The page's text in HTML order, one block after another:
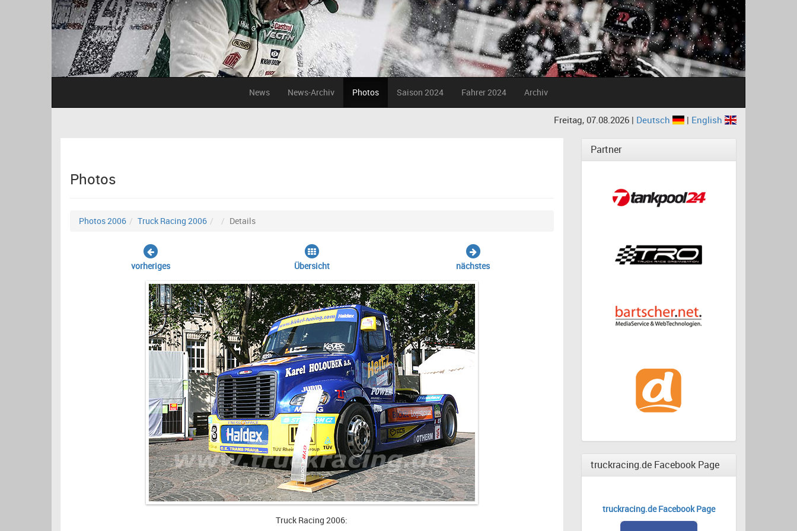
News News-Archiv Photos Saison 2024 Fahrer 2024 Archiv
Freitag, 07.08.2026 | Deutsch | English
Photos
Photos 2006 Truck Racing 2006 Details
vorheriges Übersicht nächstes
Truck Racing 2006:
Partner
truckracing.de Facebook Page
truckracing.de Facebook Page